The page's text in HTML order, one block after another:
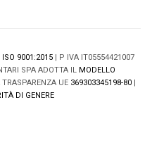
ISO 9001:2015| P IVA IT05554421007
SPA ADOTTA IL MODELLO
UE 369303345198-80 |
DI GENERE